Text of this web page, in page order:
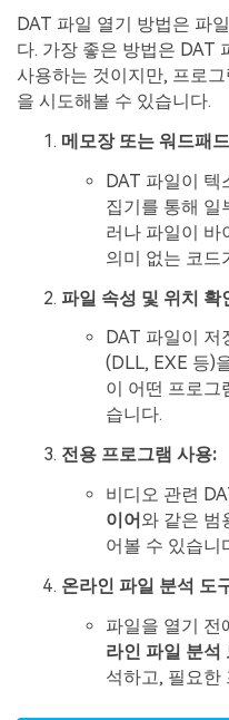
DAT 파일 열기 방법은 파
다. 가장 좋은 방법은 DAT
사용하는 것이지만, 프로
을 시도해볼 수 있습니다.
메모장 또는 워드패
DAT 파일이 텍
집기를 통해 일
러나 파일이 바
의미 없는 코드
파일 속성 및 위치 확
DAT 파일이 저
(DLL, EXE 등)
이 어떤 프로그
습니다.
전용 프로그램 사용:
비디오 관련
이어와 같은 범
어볼 수 있습니
온라인 파일 분석 도
파일을 열기 전
라인 파일 분석
석하고, 필요한